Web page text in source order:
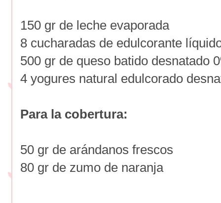
150 gr de leche evaporada
8 cucharadas de edulcorante
500 gr de queso batido desnatado
4 yogures natural edulcorado
Para la cobertura:
50 gr de arándanos frescos
80 gr de zumo de naranja